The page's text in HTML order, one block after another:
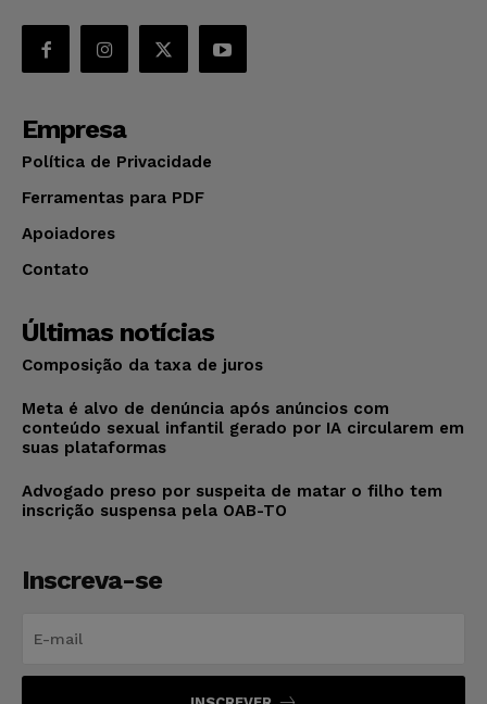
Empresa
Política de Privacidade
Ferramentas para PDF
Apoiadores
Contato
Últimas notícias
Composição da taxa de juros
Meta é alvo de denúncia após anúncios com
conteúdo sexual infantil gerado por IA circularem em
suas plataformas
Advogado preso por suspeita de matar o filho tem
inscrição suspensa pela OAB-TO
Inscreva-se